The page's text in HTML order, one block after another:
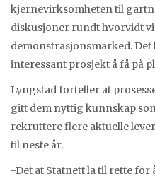
kjernevirksomheten til
diskusjoner rundt hvorvidt vi
demonstrasjonsmarked.
interessant prosjekt å få på
Lyngstad forteller at
gitt dem nyttig kunnskap
rekruttere flere aktuelle
til neste år.
-Det at Statnett la til rette